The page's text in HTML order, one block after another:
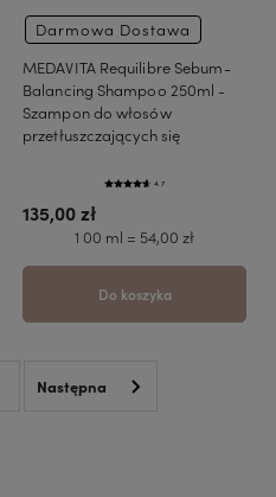
Darmowa Dostawa
MEDAVITA Requilibre Sebum-
Balancing Shampoo 250ml -
Szampon do włosów
przetłuszczających się
4.7
135,00 zł
1 00 ml = 54,00 zł
Do koszyka